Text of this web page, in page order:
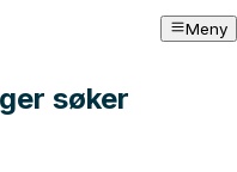
Meny
søker